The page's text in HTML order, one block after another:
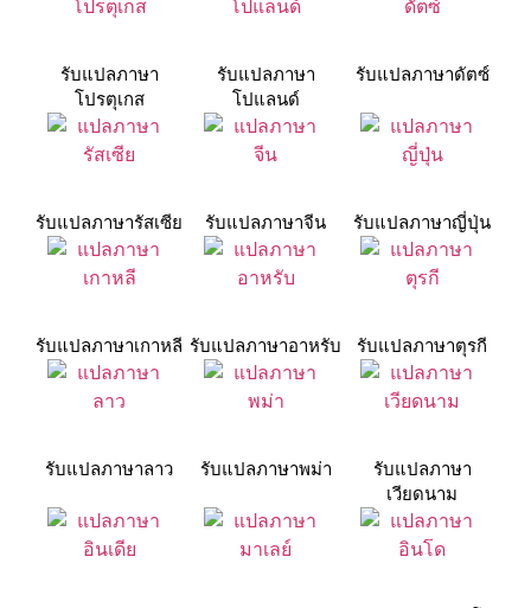
รับแปลภาษา
โปรตุเกส
รับแปลภาษา
โปแลนด์
รับแปลภาษาดัตซ์
รับแปลภาษารัสเซีย รับแปลภาษาจีน รับแปลภาษาญี่ปุ่น
รับแปลภาษาเกาหลี รับแปลภาษาอาหรับ รับแปลภาษาตุรกี
รับแปลภาษาลาว รับแปลภาษาพม่า
รับแปลภาษา
เวียดนาม